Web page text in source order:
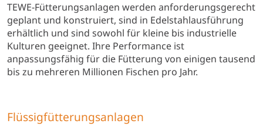
TEWE-Fütterungsanlagen werden anforderungsgerecht
geplant und konstruiert, sind in Edelstahlausführung
erhältlich und sind sowohl für kleine bis industrielle
Kulturen geeignet. Ihre Performance ist
anpassungsfähig für die Fütterung von einigen tausend
bis zu mehreren Millionen Fischen pro Jahr.
Flüssigfütterungsanlagen